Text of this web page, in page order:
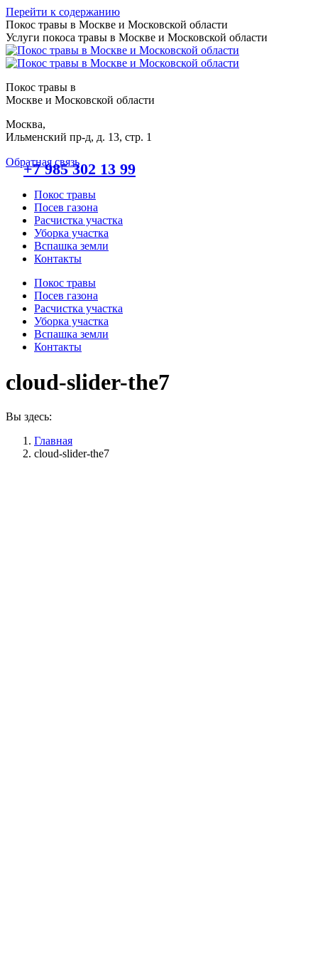
Перейти к содержанию
Покос травы в Москве и Московской области
Услуги покоса травы в Москве и Московской области
Покос травы в
Москве и Московской области
Москва,
Ильменский пр-д, д. 13, стр. 1
Обратная связь
+7 985 302 13 99
Покос травы
Посев газона
Расчистка участка
Уборка участка
Вспашка земли
Контакты
Покос травы
Посев газона
Расчистка участка
Уборка участка
Вспашка земли
Контакты
cloud-slider-the7
Вы здесь:
Главная
cloud-slider-the7